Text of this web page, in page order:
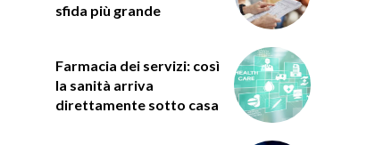
sfida più grande
Farmacia dei servizi: così
la sanità arriva
direttamente sotto casa